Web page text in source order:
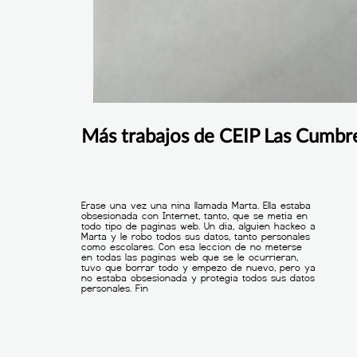
Más trabajos de CEIP Las